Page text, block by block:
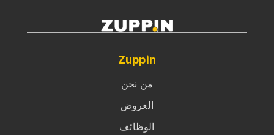
Zuppin
من نحن
العروض
الوظائف